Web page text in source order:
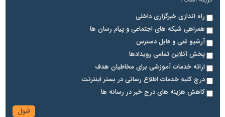
راه اندازی خبرگزاری داخلی
همراهی شبکه های اجتماعی و پیام رسان ها
آرشیو غنی و قابل دسترس
پخش آنلاین تمامی رویدادها
ارائه خدمات آموزشی برای مخاطیان هدف
درج کلیه خدمات اطلاع رسانی در بستر اینترنت
کاهش هزینه های درج خبر در رسانه ها